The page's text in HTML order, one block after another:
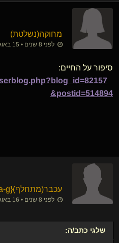
מחוקה​(נשלטת)
לפני 8 שנים • 15 באוג׳ 2018
סיפור על החיים:
&postid=514894
עכבר​(מתחלף)​{
g
לפני 8 שנים • 16 באוג׳ 2018
שלגי כתב/ה: